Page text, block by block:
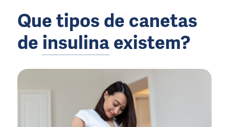
Que tipos de canetas
de insulina existem?